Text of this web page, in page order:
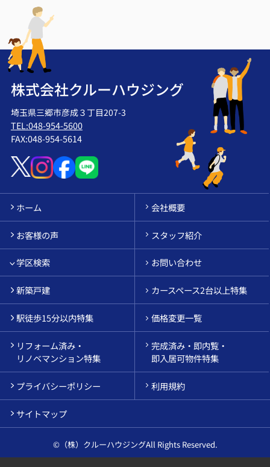
株式会社クルーハウジング
埼玉県三郷市彦成３丁目207-3
TEL:048-954-5600
FAX:048-954-5614
ホーム 会社概要
お客様の声 スタッフ紹介
学区検索 お問い合わせ
新築戸建 カースペース2台以上特集
駅徒歩15分以内特集 価格変更一覧
リフォーム済み・
リノベマンション特集
完成済み・即内覧・
即入居可物件特集
プライバシーポリシー 利用規約
サイトマップ
©（株）クルーハウジングAll Rights Reserved.